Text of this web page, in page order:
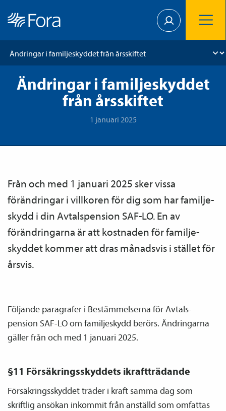
Ändringar i familjeskyddet
från årsskiftet
1 januari 2025
Från och med 1 januari 2025 sker vissa
förändringar i villkoren för dig som har familje­
skydd i din Avtals­pension SAF-LO. En av
förändringarna är att kostnaden för familje­
skyddet kommer att dras månadsvis i stället för
årsvis.
Följande paragrafer i Bestämmelserna för Avtals­
pension SAF-LO om familje­skydd berörs. Ändringarna
gäller från och med 1 januari 2025.
§11 Försäkringsskyddets ikraftträdande
Försäkringsskyddet träder i kraft samma dag som
skriftlig ansökan inkommit från anställd som omfattas